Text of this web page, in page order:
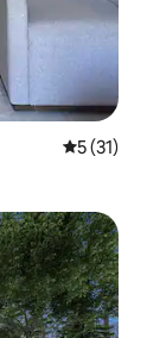
5 de uma
5 (31)